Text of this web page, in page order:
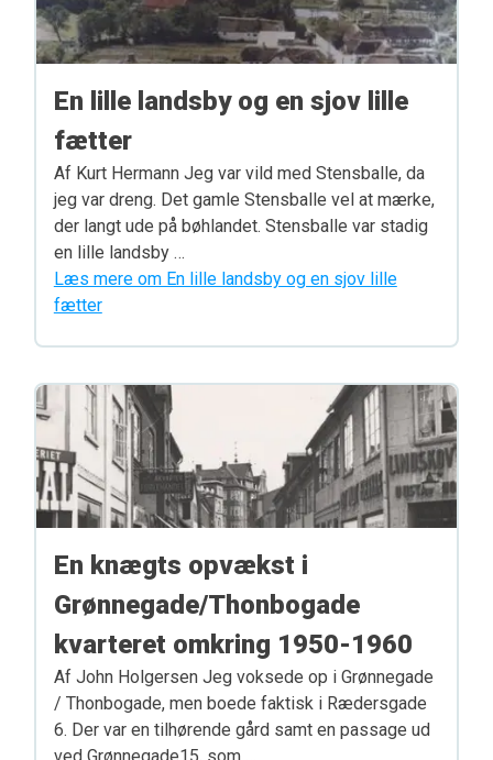
En lille landsby og en sjov lille
fætter
Af Kurt Hermann Jeg var vild med Stensballe, da
jeg var dreng. Det gamle Stensballe vel at mærke,
der langt ude på bøhlandet. Stensballe var stadig
en lille landsby …
Læs mere om En lille landsby og en sjov lille
fætter
En knægts opvækst i
Grønnegade/Thonbogade
kvarteret omkring 1950-1960
Af John Holgersen Jeg voksede op i Grønnegade
/ Thonbogade, men boede faktisk i Rædersgade
6. Der var en tilhørende gård samt en passage ud